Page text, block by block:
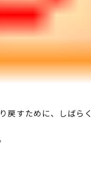
戻すために、しばらく